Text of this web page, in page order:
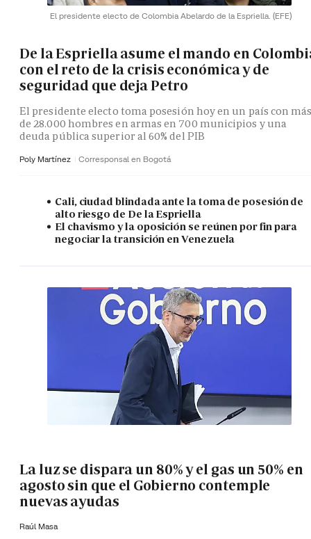
El presidente electo de Colombia Abelardo de la Espriella. (EFE)
De la Espriella asume el mando en
con el reto de la crisis económica y de
seguridad que deja Petro
El presidente electo toma posesión hoy en un país con
de 28.000 hombres en armas en 700 municipios y una
deuda pública superior al 60% del PIB
Poly Martínez Corresponsal en Bogotá
Cali, ciudad blindada ante la toma de posesión de
alto riesgo de De la Espriella
El chavismo y la oposición se reúnen por fin para
negociar la transición en Venezuela
La luz se dispara un 80% y el gas un 50% en
agosto sin que el Gobierno contemple
nuevas ayudas
Raúl Masa